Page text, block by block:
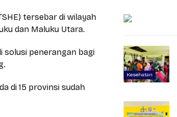
tersebar di wilayah
dan Maluku Utara.
solusi penerangan bagi
di 15 provinsi sudah
Kesehatan